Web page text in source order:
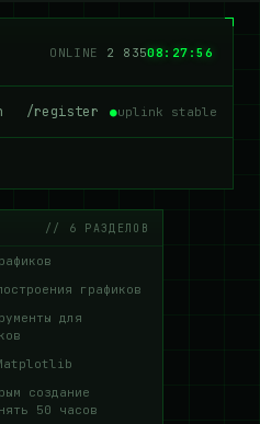
ONLINE 2 83508:27:57
/register ●uplink stable
// 6 РАЗДЕЛОВ
графиков
для
создание
50 часов